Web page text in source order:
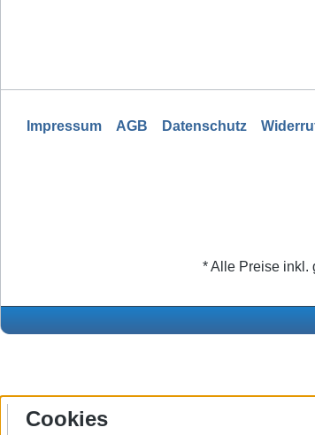
Impressum AGB Datenschutz
* Alle Preise inkl.
Cookies